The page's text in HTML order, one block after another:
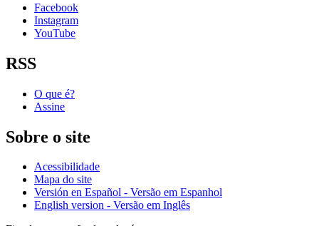
Facebook
Instagram
YouTube
RSS
O que é?
Assine
Sobre o site
Acessibilidade
Mapa do site
Versión en Español - Versão em Espanhol
English version - Versão em Inglês